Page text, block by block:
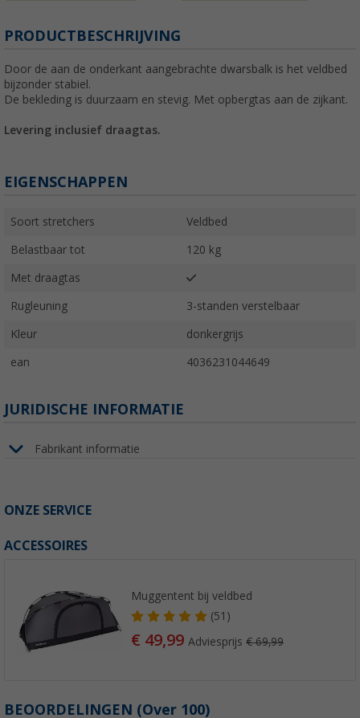
PRODUCTBESCHRIJVING
Door de aan de onderkant aangebrachte dwarsbalk is het veldbed
bijzonder stabiel.
De bekleding is duurzaam en stevig. Met opbergtas aan de zijkant.
Levering inclusief draagtas.
EIGENSCHAPPEN
Soort stretchers Veldbed
Belastbaar tot 120 kg
Met draagtas
Rugleuning 3-standen verstelbaar
Kleur donkergrijs
ean 4036231044649
JURIDISCHE INFORMATIE
Fabrikant informatie
ONZE SERVICE
ACCESSOIRES
Muggentent bij veldbed
(51)
€ 49,99Adviesprijs€ 69,99
BEOORDELINGEN (Over 100)